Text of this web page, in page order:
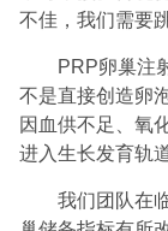
不佳，我们需要
PRP卵巢注
不是直接创造卵
因血供不足、氧
进入生长发育轨道
我们团队在